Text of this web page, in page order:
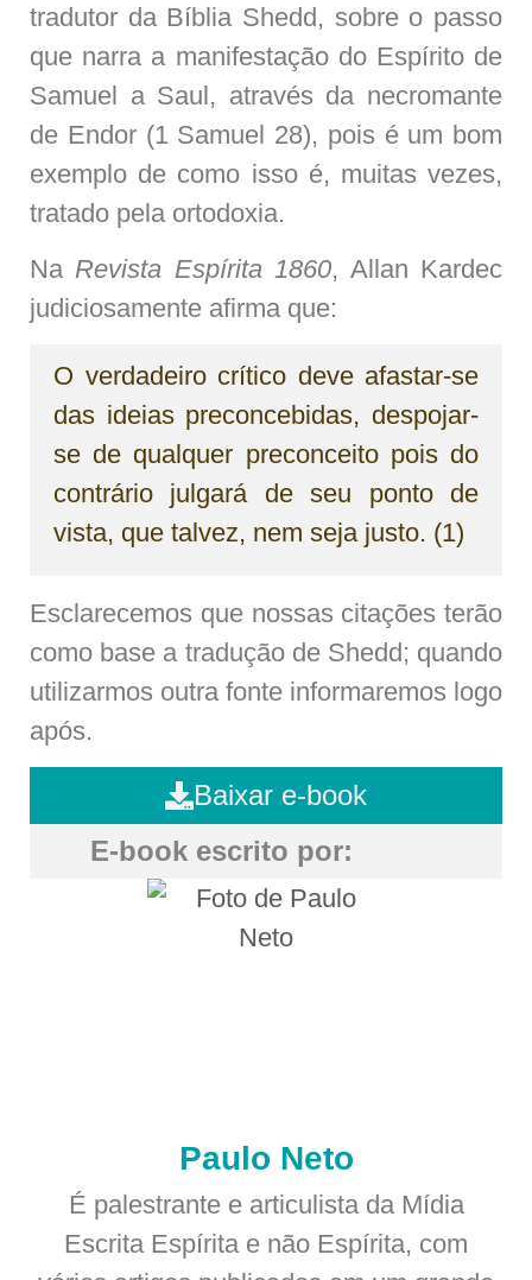
tradutor da Bíblia Shedd, sobre o passo
que narra a manifestação do Espírito de
Samuel a Saul, através da necromante
de Endor (1 Samuel 28), pois é um bom
exemplo de como isso é, muitas vezes,
tratado pela ortodoxia.
NaRevista Espírita 1860, Allan Kardec
judiciosamente afirma que:
O verdadeiro crítico deve afastar-se
das ideias preconcebidas, despojar-
se de qualquer preconceito pois do
contrário julgará de seu ponto de
vista, que talvez, nem seja justo. (1)
Esclarecemos que nossas citações terão
como base a tradução de Shedd; quando
utilizarmos outra fonte informaremos logo
após.
Baixar e-book
E-book escrito por:
Paulo Neto
É palestrante e articulista da Mídia
Escrita Espírita e não Espírita, com